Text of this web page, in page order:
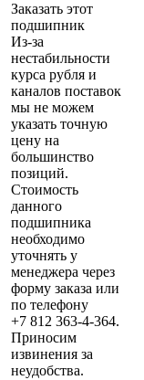
Заказать этот
подшипник
Из-за
нестабильности
курса рубля и
каналов поставок
мы не можем
указать точную
цену на
большинство
позиций.
Стоимость
данного
подшипника
необходимо
уточнять у
менеджера через
форму заказа или
по телефону
+7 812 363-4-364.
Приносим
извинения за
неудобства.